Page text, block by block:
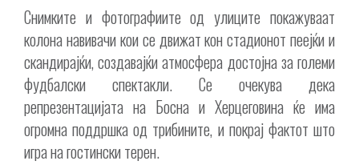
Снимките и фотографиите од улиците покажуваат
колона навивачи кои се движат кон стадионот пеејќи и
скандирајќи, создавајќи атмосфера достојна за големи
фудбалски спектакли. Се очекува дека
репрезентацијата на Босна и Херцеговина ќе има
огромна поддршка од трибините, и покрај фактот што
игра на гостински терен.